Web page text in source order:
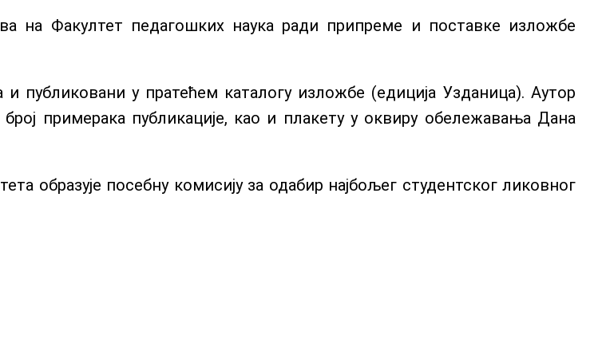
на Факултет педагошких наука ради припреме и поставке изложбе
публиковани у пратећем каталогу изложбе (едиција Узданица). Аутор
примерака публикације, као и плакету у оквиру обележавања Дана
образује посебну комисију за одабир најбољег студентског ликовног